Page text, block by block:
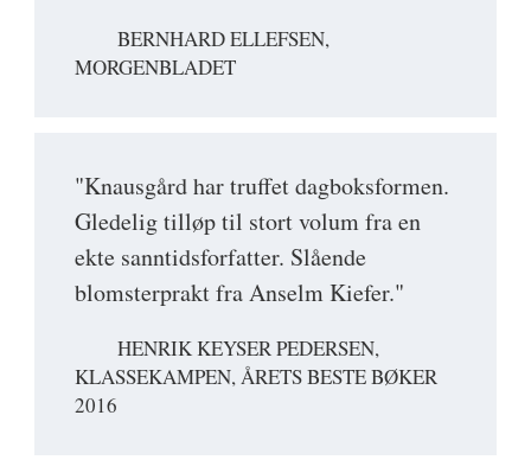
BERNHARD ELLEFSEN,
MORGENBLADET
"Knausgård har truffet dagboksformen.
Gledelig tilløp til stort volum fra en
ekte sanntidsforfatter. Slående
blomsterprakt fra Anselm Kiefer."
HENRIK KEYSER PEDERSEN,
KLASSEKAMPEN, ÅRETS BESTE BØKER
2016